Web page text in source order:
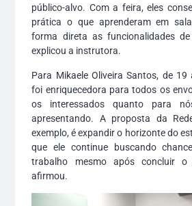
público-alvo. Com a feira, eles
prática o que aprenderam em
forma direta as funcionalidades
explicou a instrutora.
Para Mikaele Oliveira Santos, de 19
foi enriquecedora para todos os
os interessados quanto para
apresentando. A proposta da
exemplo, é expandir o horizonte do
que ele continue buscando
trabalho mesmo após concluir o
afirmou.